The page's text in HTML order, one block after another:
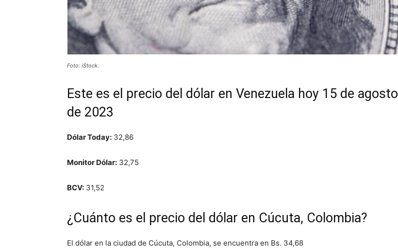
Foto: iStock.
Este es el precio del dólar en Venezuela hoy 15 de agosto
de 2023
Dólar Today: 32,86
Monitor Dólar: 32,75
BCV: 31,52
¿Cuánto es el precio del dólar en Cúcuta, Colombia?
El dólar en la ciudad de Cúcuta, Colombia, se encuentra en Bs. 34,68